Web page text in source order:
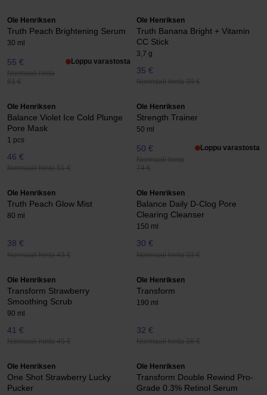
Ole Henriksen
Truth Peach Brightening Serum
30 ml
55 €
Normaali hinta
61 €
Loppu varastosta
Ole Henriksen
Truth Banana Bright + Vitamin
CC Stick
3,7 g
35 €
Normaali hinta 39 €
Ole Henriksen
Balance Violet Ice Cold Plunge
Pore Mask
1 pcs
46 €
Normaali hinta 51 €
Ole Henriksen
Strength Trainer
50 ml
50 €
Normaali hinta
74 €
Loppu varastosta
Ole Henriksen
Truth Peach Glow Mist
80 ml
38 €
Normaali hinta 43 €
Ole Henriksen
Balance Daily D-Clog Pore
Clearing Cleanser
150 ml
30 €
Normaali hinta 33 €
Ole Henriksen
Transform Strawberry
Smoothing Scrub
90 ml
41 €
Normaali hinta 45 €
Ole Henriksen
Transform
190 ml
32 €
Normaali hinta 36 €
Ole Henriksen
One Shot Strawberry Lucky
Pucker
Ole Henriksen
Transform Double Rewind Pro-
Grade 0.3% Retinol Serum